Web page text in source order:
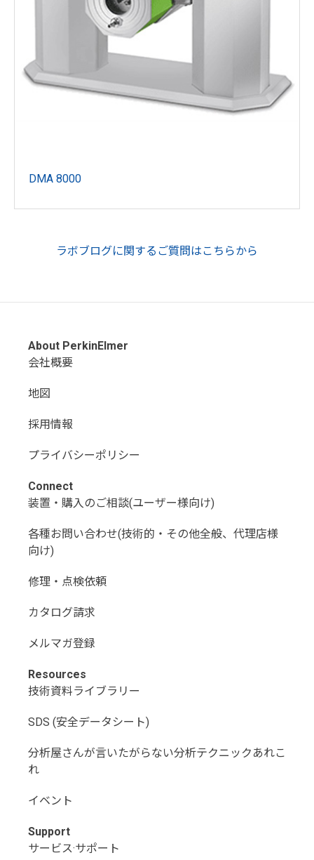
DMA 8000
ラボブログに関するご質問はこちらから
About PerkinElmer
会社概要
地図
採用情報
プライバシーポリシー
Connect
装置・購入のご相談(ユーザー様向け)
各種お問い合わせ(技術的・その他全般、代理店様
向け)
修理・点検依頼
カタログ請求
メルマガ登録
Resources
技術資料ライブラリー
SDS (安全データシート)
分析屋さんが言いたがらない分析テクニックあれこ
れ
イベント
Support
サービス·サポート